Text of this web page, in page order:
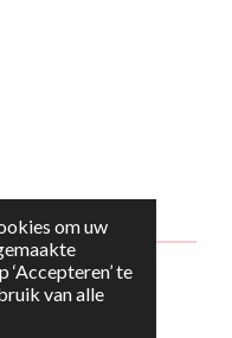
om uw
te
van alle